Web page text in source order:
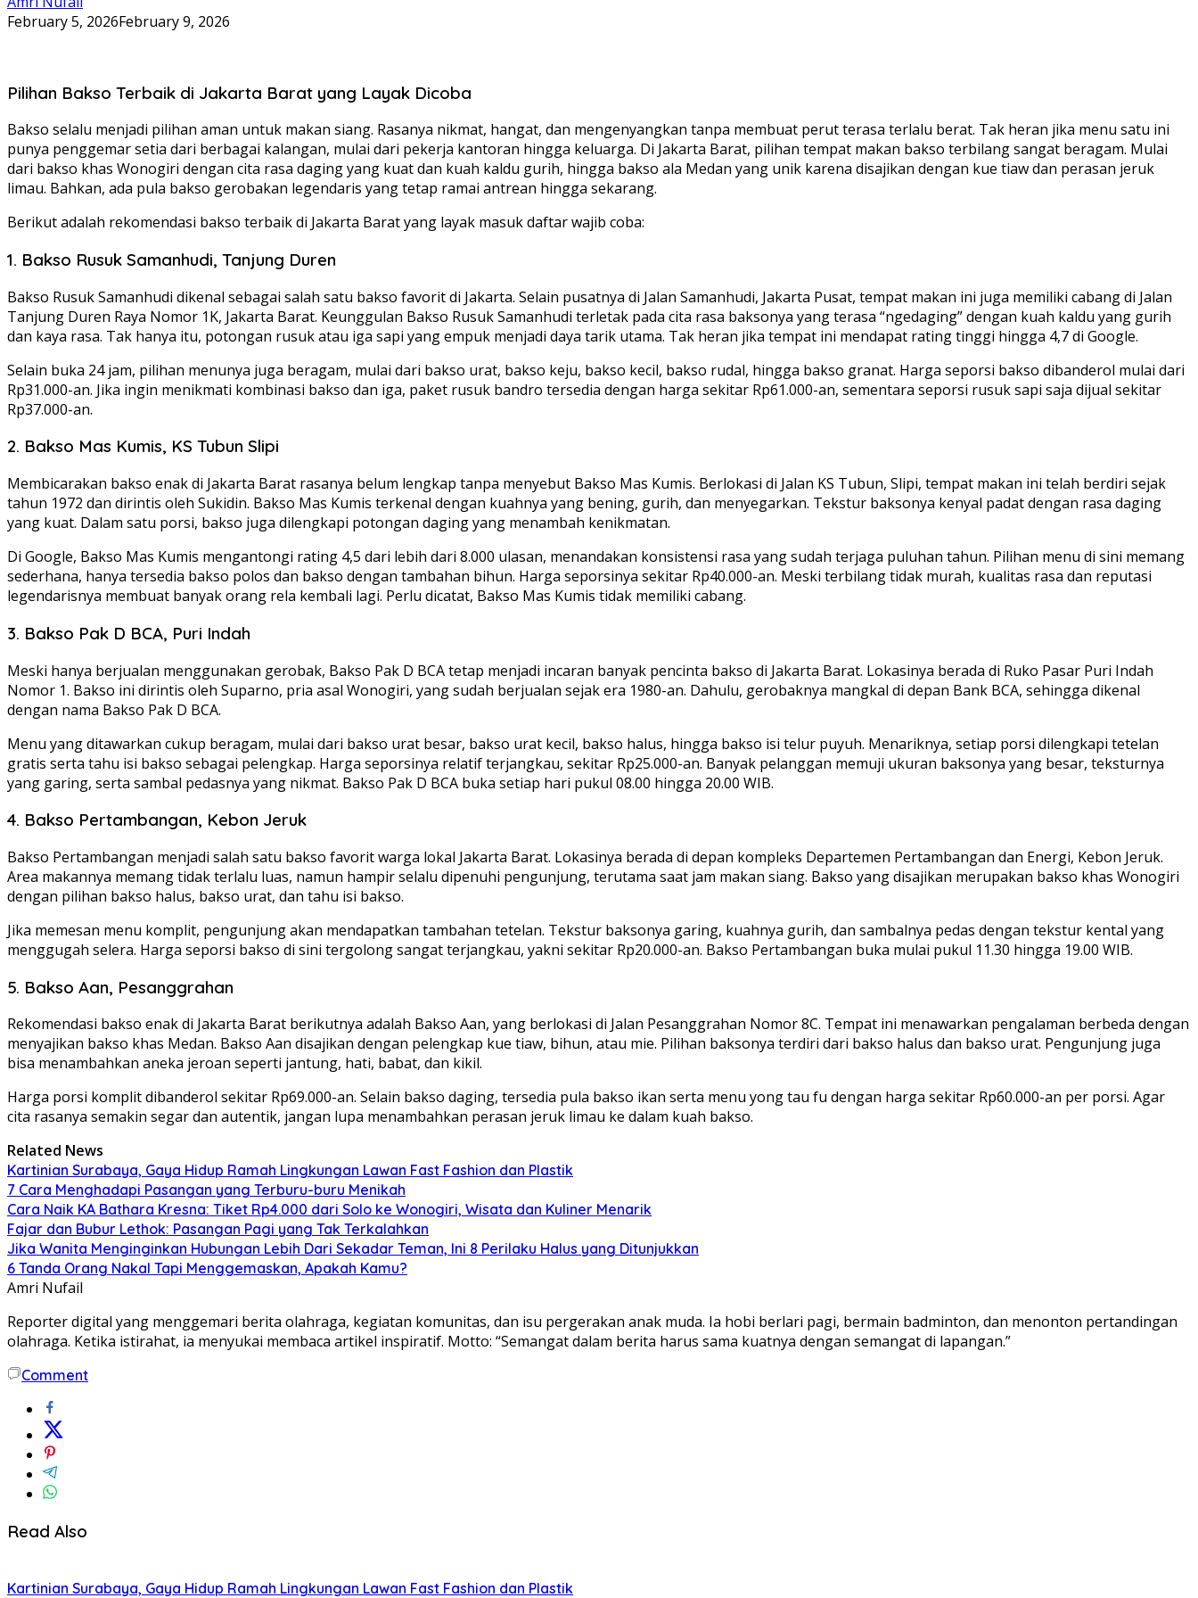
February 5, 2026February 9, 2026
Pilihan Bakso Terbaik di Jakarta Barat yang Layak Dicoba
Bakso selalu menjadi pilihan aman untuk makan siang. Rasanya nikmat, hangat, dan mengenyangkan tanpa membuat perut terasa terlalu berat. Tak heran jika menu satu ini
punya penggemar setia dari berbagai kalangan, mulai dari pekerja kantoran hingga keluarga. Di Jakarta Barat, pilihan tempat makan bakso terbilang sangat beragam. Mulai
dari bakso khas Wonogiri dengan cita rasa daging yang kuat dan kuah kaldu gurih, hingga bakso ala Medan yang unik karena disajikan dengan kue tiaw dan perasan jeruk
limau. Bahkan, ada pula bakso gerobakan legendaris yang tetap ramai antrean hingga sekarang.
Berikut adalah rekomendasi bakso terbaik di Jakarta Barat yang layak masuk daftar wajib coba:
1. Bakso Rusuk Samanhudi, Tanjung Duren
Bakso Rusuk Samanhudi dikenal sebagai salah satu bakso favorit di Jakarta. Selain pusatnya di Jalan Samanhudi, Jakarta Pusat, tempat makan ini juga memiliki cabang di Jalan
Tanjung Duren Raya Nomor 1K, Jakarta Barat. Keunggulan Bakso Rusuk Samanhudi terletak pada cita rasa baksonya yang terasa “ngedaging” dengan kuah kaldu yang gurih
dan kaya rasa. Tak hanya itu, potongan rusuk atau iga sapi yang empuk menjadi daya tarik utama. Tak heran jika tempat ini mendapat rating tinggi hingga 4,7 di Google.
Selain buka 24 jam, pilihan menunya juga beragam, mulai dari bakso urat, bakso keju, bakso kecil, bakso rudal, hingga bakso granat. Harga seporsi bakso dibanderol mulai dari
Rp31.000-an. Jika ingin menikmati kombinasi bakso dan iga, paket rusuk bandro tersedia dengan harga sekitar Rp61.000-an, sementara seporsi rusuk sapi saja dijual sekitar
Rp37.000-an.
2. Bakso Mas Kumis, KS Tubun Slipi
Membicarakan bakso enak di Jakarta Barat rasanya belum lengkap tanpa menyebut Bakso Mas Kumis. Berlokasi di Jalan KS Tubun, Slipi, tempat makan ini telah berdiri sejak
tahun 1972 dan dirintis oleh Sukidin. Bakso Mas Kumis terkenal dengan kuahnya yang bening, gurih, dan menyegarkan. Tekstur baksonya kenyal padat dengan rasa daging
yang kuat. Dalam satu porsi, bakso juga dilengkapi potongan daging yang menambah kenikmatan.
Di Google, Bakso Mas Kumis mengantongi rating 4,5 dari lebih dari 8.000 ulasan, menandakan konsistensi rasa yang sudah terjaga puluhan tahun. Pilihan menu di sini memang
sederhana, hanya tersedia bakso polos dan bakso dengan tambahan bihun. Harga seporsinya sekitar Rp40.000-an. Meski terbilang tidak murah, kualitas rasa dan reputasi
legendarisnya membuat banyak orang rela kembali lagi. Perlu dicatat, Bakso Mas Kumis tidak memiliki cabang.
3. Bakso Pak D BCA, Puri Indah
Meski hanya berjualan menggunakan gerobak, Bakso Pak D BCA tetap menjadi incaran banyak pencinta bakso di Jakarta Barat. Lokasinya berada di Ruko Pasar Puri Indah
Nomor 1. Bakso ini dirintis oleh Suparno, pria asal Wonogiri, yang sudah berjualan sejak era 1980-an. Dahulu, gerobaknya mangkal di depan Bank BCA, sehingga dikenal
dengan nama Bakso Pak D BCA.
Menu yang ditawarkan cukup beragam, mulai dari bakso urat besar, bakso urat kecil, bakso halus, hingga bakso isi telur puyuh. Menariknya, setiap porsi dilengkapi tetelan
gratis serta tahu isi bakso sebagai pelengkap. Harga seporsinya relatif terjangkau, sekitar Rp25.000-an. Banyak pelanggan memuji ukuran baksonya yang besar, teksturnya
yang garing, serta sambal pedasnya yang nikmat. Bakso Pak D BCA buka setiap hari pukul 08.00 hingga 20.00 WIB.
4. Bakso Pertambangan, Kebon Jeruk
Bakso Pertambangan menjadi salah satu bakso favorit warga lokal Jakarta Barat. Lokasinya berada di depan kompleks Departemen Pertambangan dan Energi, Kebon Jeruk.
Area makannya memang tidak terlalu luas, namun hampir selalu dipenuhi pengunjung, terutama saat jam makan siang. Bakso yang disajikan merupakan bakso khas Wonogiri
dengan pilihan bakso halus, bakso urat, dan tahu isi bakso.
Jika memesan menu komplit, pengunjung akan mendapatkan tambahan tetelan. Tekstur baksonya garing, kuahnya gurih, dan sambalnya pedas dengan tekstur kental yang
menggugah selera. Harga seporsi bakso di sini tergolong sangat terjangkau, yakni sekitar Rp20.000-an. Bakso Pertambangan buka mulai pukul 11.30 hingga 19.00 WIB.
5. Bakso Aan, Pesanggrahan
Rekomendasi bakso enak di Jakarta Barat berikutnya adalah Bakso Aan, yang berlokasi di Jalan Pesanggrahan Nomor 8C. Tempat ini menawarkan pengalaman berbeda dengan
menyajikan bakso khas Medan. Bakso Aan disajikan dengan pelengkap kue tiaw, bihun, atau mie. Pilihan baksonya terdiri dari bakso halus dan bakso urat. Pengunjung juga
bisa menambahkan aneka jeroan seperti jantung, hati, babat, dan kikil.
Harga porsi komplit dibanderol sekitar Rp69.000-an. Selain bakso daging, tersedia pula bakso ikan serta menu yong tau fu dengan harga sekitar Rp60.000-an per porsi. Agar
cita rasanya semakin segar dan autentik, jangan lupa menambahkan perasan jeruk limau ke dalam kuah bakso.
Related News
Kartinian Surabaya, Gaya Hidup Ramah Lingkungan Lawan Fast Fashion dan Plastik
7 Cara Menghadapi Pasangan yang Terburu-buru Menikah
Cara Naik KA Bathara Kresna: Tiket Rp4.000 dari Solo ke Wonogiri, Wisata dan Kuliner Menarik
Fajar dan Bubur Lethok: Pasangan Pagi yang Tak Terkalahkan
Jika Wanita Menginginkan Hubungan Lebih Dari Sekadar Teman, Ini 8 Perilaku Halus yang Ditunjukkan
6 Tanda Orang Nakal Tapi Menggemaskan, Apakah Kamu?
Amri Nufail
Reporter digital yang menggemari berita olahraga, kegiatan komunitas, dan isu pergerakan anak muda. Ia hobi berlari pagi, bermain badminton, dan menonton pertandingan
olahraga. Ketika istirahat, ia menyukai membaca artikel inspiratif. Motto: “Semangat dalam berita harus sama kuatnya dengan semangat di lapangan.”
Comment
Read Also
Kartinian Surabaya, Gaya Hidup Ramah Lingkungan Lawan Fast Fashion dan Plastik